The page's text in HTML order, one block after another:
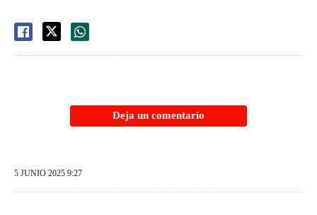
Deja un comentario
5 JUNIO 2025 9:27